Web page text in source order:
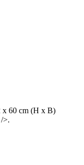
x 60 cm (H x B)
>.